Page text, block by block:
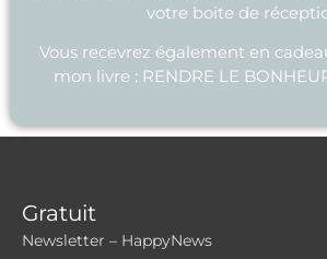
votre boite de
Vous recevrez également en
mon livre : RENDRE LE
Gratuit
Newsletter – HappyNews